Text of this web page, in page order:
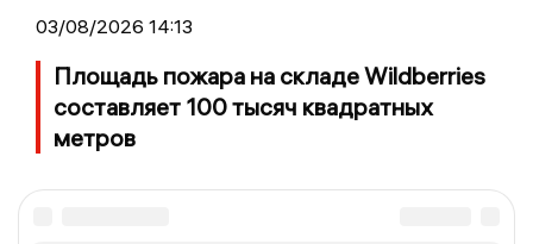
03/08/2026 14:13
Площадь пожара на складе Wildberries
составляет 100 тысяч квадратных
метров